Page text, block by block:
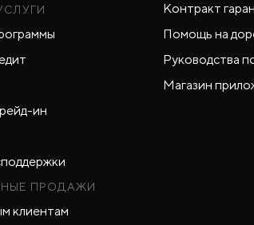
ин
ПРОДАЖИ
клиентам
Контракт
Помощь на
Руководства
Магазин